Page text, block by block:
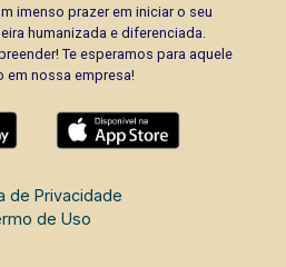
imenso prazer em iniciar o seu
humanizada e diferenciada.
Te esperamos para aquele
em nossa empresa!
de Privacidade
de Uso